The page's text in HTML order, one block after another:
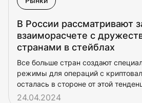
В России рассматривают
взаиморасчете с
странами в стейблах
Все больше стран создают
режимы для операций с
осталась в стороне от этой
24.04.2024